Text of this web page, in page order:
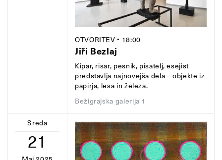
OTVORITEV • 18:00
Jiři Bezlaj
Kipar, risar, pesnik, pisatelj, esejist
predstavlja najnovejša dela – objekte iz
papirja, lesa in železa.
Bežigrajska galerija 1
Sreda
21